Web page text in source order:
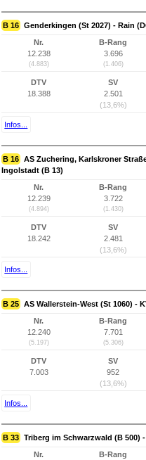
B 16 Genderkingen (St 2027) - Rain
Nr.
12.238
(4.883)
B-Rang
3.696
(1.406)
DTV
18.388
SV
2.501
(13,6%)
Infos...
B 16 AS Zuchering, Karlskroner
Ingolstadt (B 13)
Nr.
12.239
(4.894)
B-Rang
3.722
(1.430)
DTV
18.242
SV
2.481
(13,6%)
Infos...
B 25 AS Wallerstein-West (St 1060) -
Nr.
12.240
(5.197)
B-Rang
7.701
(5.306)
DTV
7.003
SV
952
(13,6%)
Infos...
B 33 Triberg im Schwarzwald (B 500)
Nr.
B-Rang